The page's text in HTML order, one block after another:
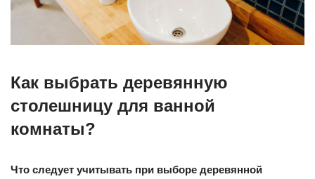
Как выбрать деревянную
столешницу для ванной
комнаты?
Что следует учитывать при выборе деревянной